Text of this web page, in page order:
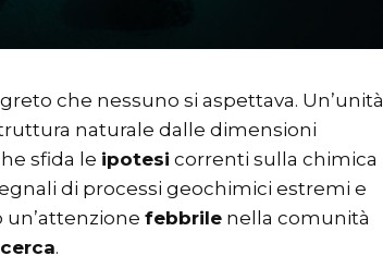
che nessuno si aspettava. Un’unità
naturale dalle dimensioni
sfida le ipotesi correnti sulla chimica
di processi geochimici estremi e
febbrile nella comunità
.